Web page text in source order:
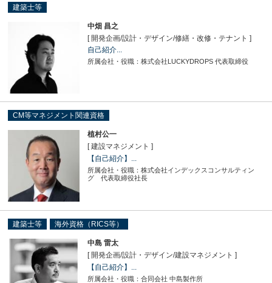
建築士等
中畑 昌之
[ 開発企画/設計・デザイン/修繕・改修・テナント ]
自己紹介...
所属会社・役職：株式会社LUCKYDROPS 代表取締役
CM等マネジメント関連資格
植村公一
[ 建設マネジメント ]
【自己紹介】...
所属会社・役職：株式会社インデックスコンサルティン
グ 代表取締役社長
建築士等 海外資格（RICS等）
中島 雷太
[ 開発企画/設計・デザイン/建設マネジメント ]
【自己紹介】...
所属会社・役職：合同会社 中島製作所